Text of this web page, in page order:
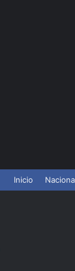
Restablecen
Inicio